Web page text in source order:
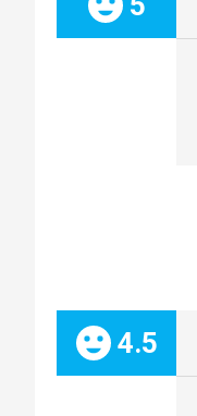
Celkom:
4.5